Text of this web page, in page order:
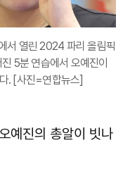
서 열린 2024 파리 올림픽
5분 연습에서 오예진이
. [사진=연합뉴스]
예진의 총알이 빗나